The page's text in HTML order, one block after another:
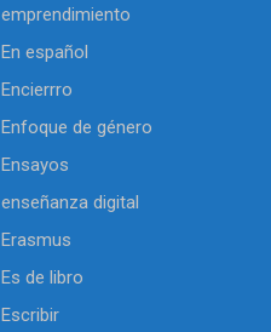
emprendimiento
En español
Encierrro
Enfoque de género
Ensayos
enseñanza digital
Erasmus
Es de libro
Escribir